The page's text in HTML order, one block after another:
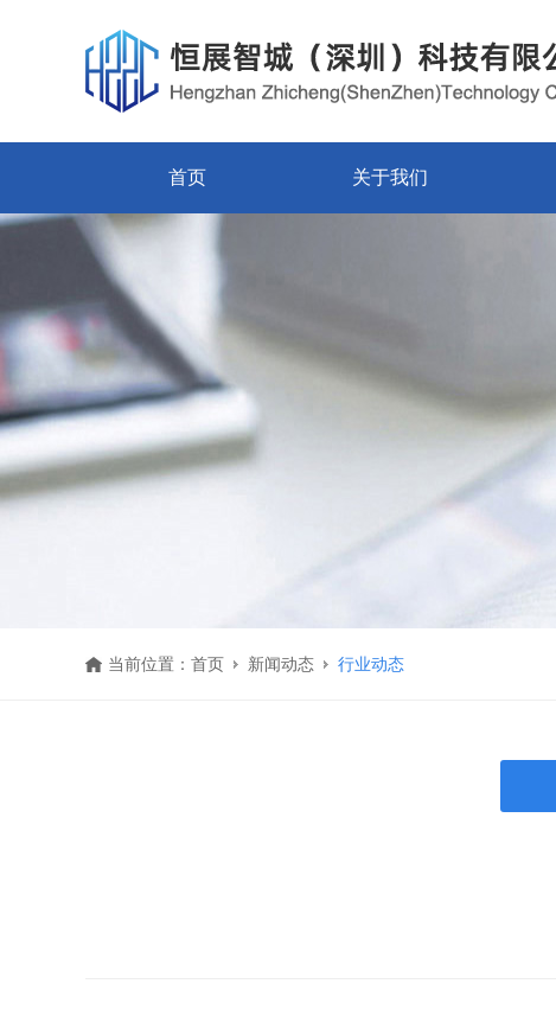
首页 关于我们
当前位置： 首页 新闻动态 行业动态